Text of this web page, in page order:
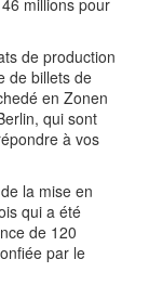
millions pour
de production
de billets de
en Zonen
qui sont
à vos
la mise en
qui a été
de 120
par le